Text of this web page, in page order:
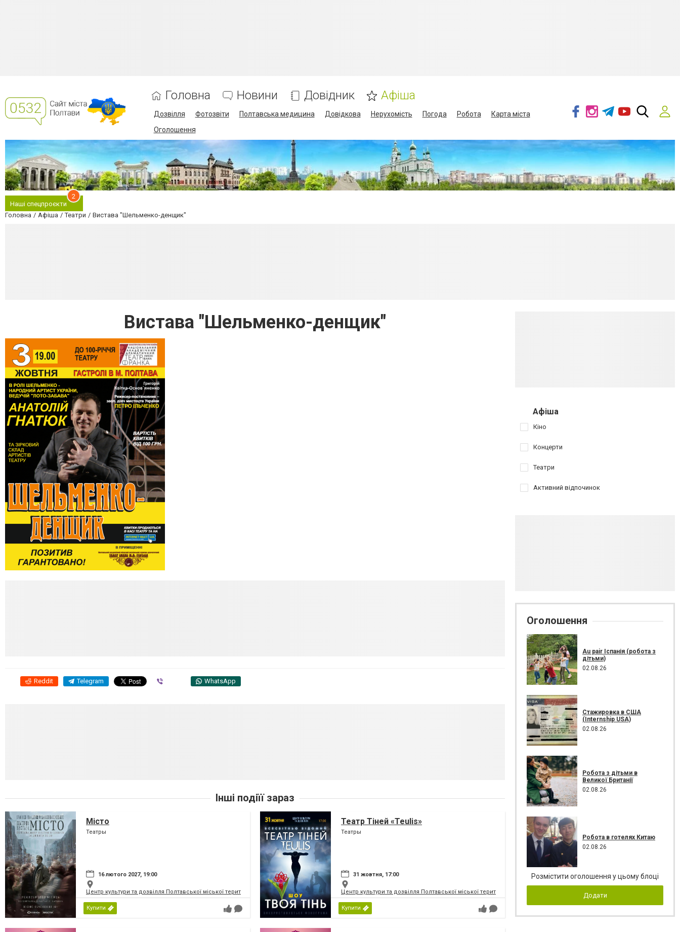
Головна Новини Довідник Афіша
Дозвілля Фотозвіти Полтавська медицина Довідкова Нерухомість Погода Робота
Карта міста
Оголошення
Наші спецпроєкти
2
Головна Афіша Театри Вистава "Шельменко-денщик"
Вистава "Шельменко-денщик"
Reddit Telegram WhatsApp
Інші подіїї зараз
Місто
Театры
16 лютого 2027, 19:00
Центр культури та дозвілля Полтавської міської територіальної громади
Купити
Театр Тіней «Teulis»
Театры
31 жовтня, 17:00
Центр культури та дозвілля Полтавської міської територіальної громади
Купити
Афіша
Кіно
Концерти
Театри
Активний відпочинок
Оголошення
Au pair Іспанія (робота з
дітьми)
02.08.26
Стажировка в США
(Internship USA)
02.08.26
Робота з дітьми в
Великої Британії
02.08.26
Робота в готелях Китаю
02.08.26
Розмістити оголошення у цьому блоці
Додати